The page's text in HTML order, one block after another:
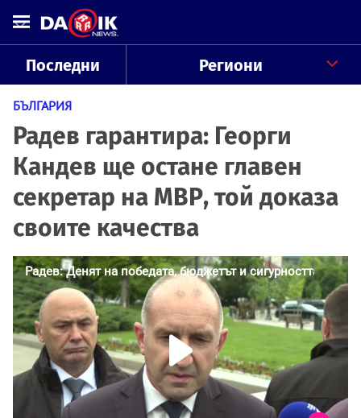
Последни Региони
БЪЛГАРИЯ
Радев гарантира: Георги
Кандев ще остане главен
секретар на МВР, той доказа
своите качества